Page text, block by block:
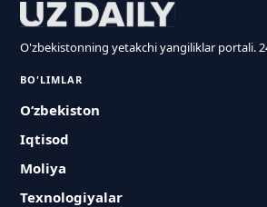
O'zbekistonning yetakchi yangiliklar portali.
BO'LIMLAR
O‘zbekiston
Iqtisod
Moliya
Texnologiyalar